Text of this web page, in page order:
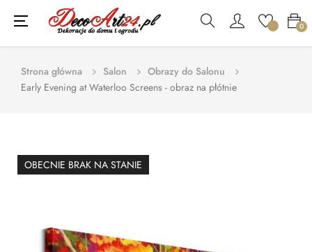
0
Toggle
navigation
☰
Strona główna Salon
Obrazy do Salonu
Early Evening at Waterloo Screens - obraz na płótnie
OBECNIE BRAK NA STANIE